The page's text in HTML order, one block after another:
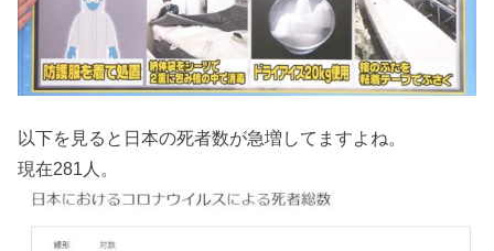
以下を見ると日本の死者数が急増してますよね。
現在281人。